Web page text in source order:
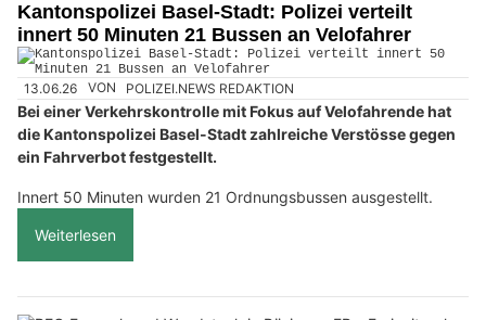
Kantonspolizei Basel-Stadt: Polizei verteilt
innert 50 Minuten 21 Bussen an Velofahrer
13.06.26 VON POLIZEI.NEWS REDAKTION
Bei einer Verkehrskontrolle mit Fokus auf Velofahrende hat
die Kantonspolizei Basel-Stadt zahlreiche Verstösse gegen
ein Fahrverbot festgestellt.
Innert 50 Minuten wurden 21 Ordnungsbussen ausgestellt.
Weiterlesen